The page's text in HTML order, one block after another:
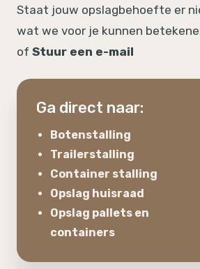
Staat jouw opslagbehoefte er
wat we voor je kunnen
of Stuur een e-mail
Ga direct naar:
Botenstalling
Trailerstalling
Container stalling
Opslag huisraad
Opslag pallets en
containers